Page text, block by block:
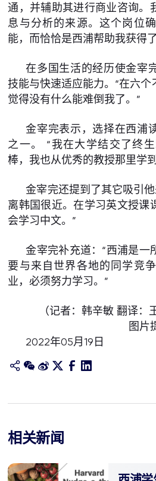
通，并辅助其进行商业咨询。
息与分析的来源。这个岗位
能，而恰恰是西浦帮助我获得
在多国生活的经历使金宰
技能与快速适应能力。“在六
觉得没有什么能难倒我了。”
金宰完表示，选择在西浦
之一。 “我在大学结交了终
棒，我也从优秀的教授那里学
金宰完还提到了其它吸引
离韩国很近。在学习英文授课
会学习中文。”
金宰完补充道：“西浦是一
要与来自世界各地的同学竞
业，必须努力学习。”
（记者：韩辛敏 翻译
图片
2022年05月19日
相关新闻